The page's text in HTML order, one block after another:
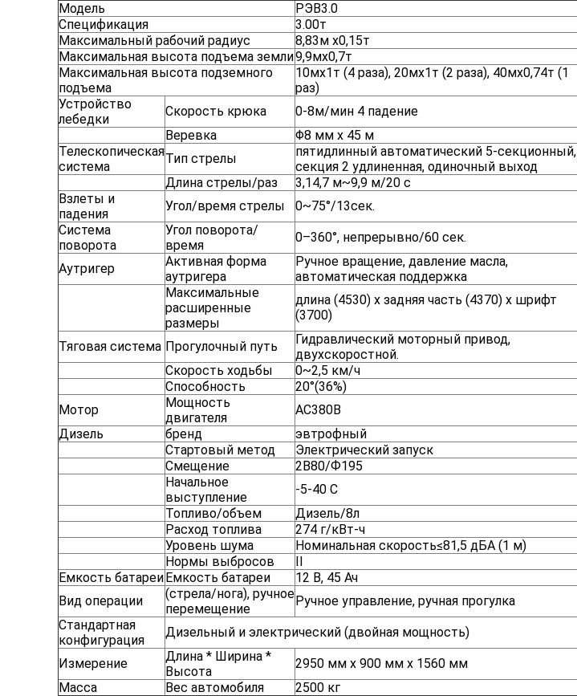
Модель
РЭВ3.0
Спецификация
3.00т
Максимальный рабочий радиус
8,83м х0,15т
Максимальная высота подъема земли9,9мx0,7т
Максимальная высота подземного
подъема
10мх1т (4 раза), 20мх1т (2 раза), 40мх0,74т (1
раз)
Устройство
лебедки
Скорость крюка
0-8м/мин 4 падение
Веревка
Φ8 мм x 45 м
Телескопическая
система
Тип стрелы
пятидлинный автоматический 5-секционный,
секция 2 удлиненная, одиночный выход
Длина стрелы/раз
3,14,7 м~9,9 м/20 с
Взлеты и
падения
Угол/время стрелы
0~75°/13сек.
Система
поворота
Угол поворота/
время
0–360°, непрерывно/60 сек.
Аутригер
Активная форма
аутригера
Ручное вращение, давление масла,
автоматическая поддержка
Максимальные
расширенные
размеры
длина (4530) x задняя часть (4370) x шрифт
(3700)
Тяговая система Прогулочный путь
Гидравлический моторный привод,
двухскоростной.
Скорость ходьбы
0~2,5 км/ч
Способность
20°(36%)
Мотор
Мощность
двигателя
AC380В
Дизель
бренд
эвтрофный
Стартовый метод
Электрический запуск
Смещение
2В80/Ф195
Начальное
выступление
-5-40 С
Топливо/объем
Дизель/8л
Расход топлива
274 г/кВт-ч
Уровень шума
Номинальная скорость≤81,5 дБА (1 м)
Нормы выбросов
II
Емкость батареиЕмкость батареи
12 В, 45 Ач
Вид операции
(стрела/нога), ручное
перемещение
Ручное управление, ручная прогулка
Стандартная
конфигурация
Дизельный и электрический (двойная мощность)
Измерение
Длина * Ширина *
Высота
2950 мм х 900 мм х 1560 мм
Масса
Вес автомобиля 2500 кг